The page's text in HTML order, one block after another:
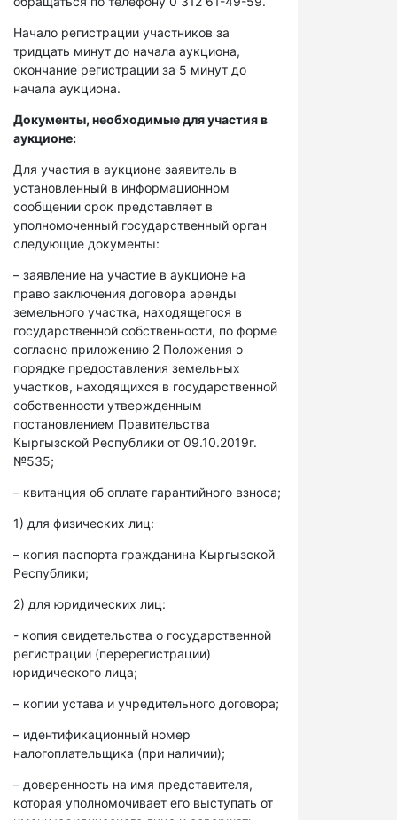
Начало регистрации участников за
тридцать минут до начала аукциона,
окончание регистрации за 5 минут до
начала аукциона.
Документы, необходимые для участия в
аукционе:
Для участия в аукционе заявитель в
установленный в информационном
сообщении срок представляет в
уполномоченный государственный орган
следующие документы:
– заявление на участие в аукционе на
право заключения договора аренды
земельного участка, находящегося в
государственной собственности, по форме
согласно приложению 2 Положения о
порядке предоставления земельных
участков, находящихся в государственной
собственности утвержденным
постановлением Правительства
Кыргызской Республики от 09.10.2019г.
№535;
– квитанция об оплате гарантийного взноса;
1) для физических лиц:
– копия паспорта гражданина Кыргызской
Республики;
2) для юридических лиц:
- копия свидетельства о государственной
регистрации (перерегистрации)
юридического лица;
– копии устава и учредительного договора;
– идентификационный номер
налогоплательщика (при наличии);
– доверенность на имя представителя,
которая уполномочивает его выступать от